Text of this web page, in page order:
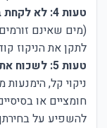
טעות 4: לא לקחת בחשבון את הניקוז.
(מים שאינם
לתקן את הניקוז
טעות 5: לשכוח את התחזוקה.
ניקוי קל,
חומציים או
להשפיע על